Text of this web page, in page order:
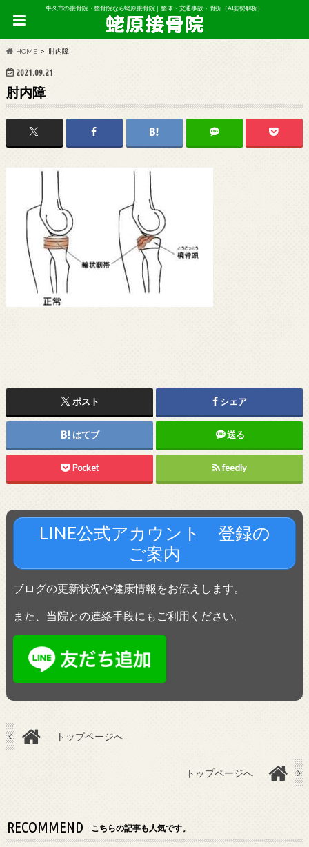
牛久市の接骨院・整骨院なら蛯原接骨院｜整体・交通事故・骨折（AI姿勢解析）
HOME 肘内障
2021.09.21
肘内障
ポスト シェア
はてブ 送る
Pocket feedly
LINE公式アカウント 登録の
ご案内
ブログの更新状況や健康情報をお伝えします。
また、当院との連絡手段にもご利用ください。
トップページへ
トップページへ
RECOMMEND こちらの記事も人気です。